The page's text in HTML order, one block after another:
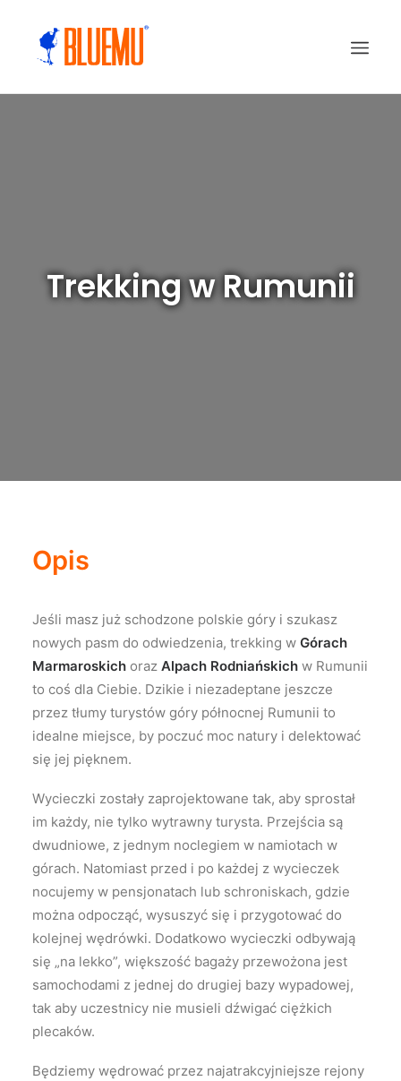
Trekking w Rumunii
Opis
Jeśli masz już schodzone polskie góry i szukasz
nowych pasm do odwiedzenia, trekking w Górach
Marmaroskich oraz Alpach Rodniańskich w Rumunii
to coś dla Ciebie. Dzikie i niezadeptane jeszcze
przez tłumy turystów góry północnej Rumunii to
idealne miejsce, by poczuć moc natury i delektować
się jej pięknem.
Wycieczki zostały zaprojektowane tak, aby sprostał
im każdy, nie tylko wytrawny turysta. Przejścia są
dwudniowe, z jednym noclegiem w namiotach w
górach. Natomiast przed i po każdej z wycieczek
nocujemy w pensjonatach lub schroniskach, gdzie
można odpocząć, wysuszyć się i przygotować do
kolejnej wędrówki. Dodatkowo wycieczki odbywają
się „na lekko”, większość bagaży przewożona jest
samochodami z jednej do drugiej bazy wypadowej,
tak aby uczestnicy nie musieli dźwigać ciężkich
plecaków.
Będziemy wędrować przez najatrakcyjniejsze rejony